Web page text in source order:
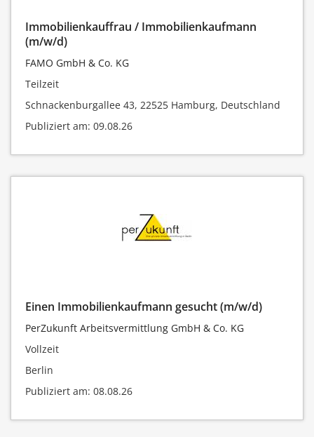
Immobilienkauffrau / Immobilienkaufmann
(m/w/d)
FAMO GmbH & Co. KG
Teilzeit
Schnackenburgallee 43, 22525 Hamburg, Deutschland
Publiziert am: 09.08.26
Einen Immobilienkaufmann gesucht (m/w/d)
PerZukunft Arbeitsvermittlung GmbH & Co. KG
Vollzeit
Berlin
Publiziert am: 08.08.26